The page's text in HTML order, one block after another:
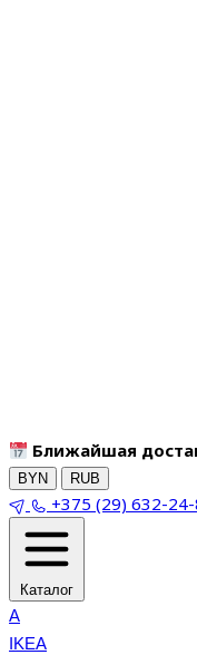
Ближайшая
BYN RUB
+375 (29) 632-
Каталог
A
IKEA